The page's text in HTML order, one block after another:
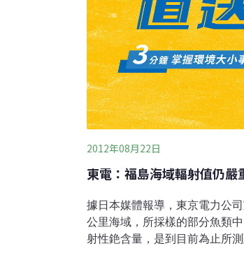
2012年08月22日
東電：福島海域輻射值仍嚴
據日本媒體報導，東京電力公
公里海域，所採樣的部分魚類
射性銫含量，是到目前為止所